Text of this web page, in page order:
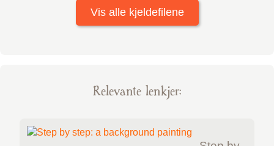
Vis alle kjeldefilene
Relevante lenkjer: